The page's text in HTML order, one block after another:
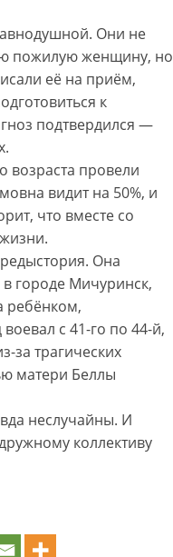
Они не
пожилую женщину, но
её на приём,
к
подтвердился —
возраста провели
видит на 50%, и
что вместе со
Она
городе Мичуринск,
ребёнком,
с 41-го по 44-й,
за трагических
матери Беллы
неслучайны. И
коллективу